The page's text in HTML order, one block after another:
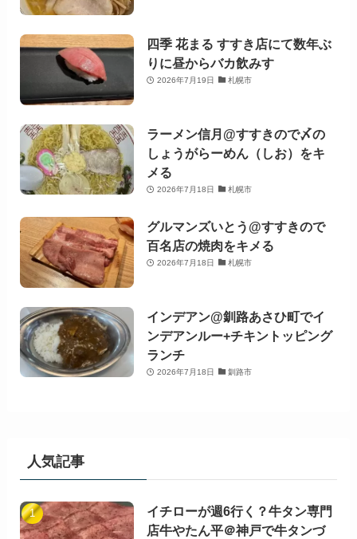
四季 花まる すすき店にて数年ぶ
りに昼からバカ飲みす
2026年7月19日 札幌市
ラーメン信月@すすきので〆の
しょうがらーめん（しお）をキ
メる
2026年7月18日 札幌市
グルマンズいとう@すすきので
百名店の焼肉をキメる
2026年7月18日 札幌市
インデアン@釧路あさひ町でイ
ンデアンルー+チキントッピング
ランチ
2026年7月18日 釧路市
人気記事
イチローが週6行く？牛タン専門
店牛やたん平＠神戸で牛タンづ